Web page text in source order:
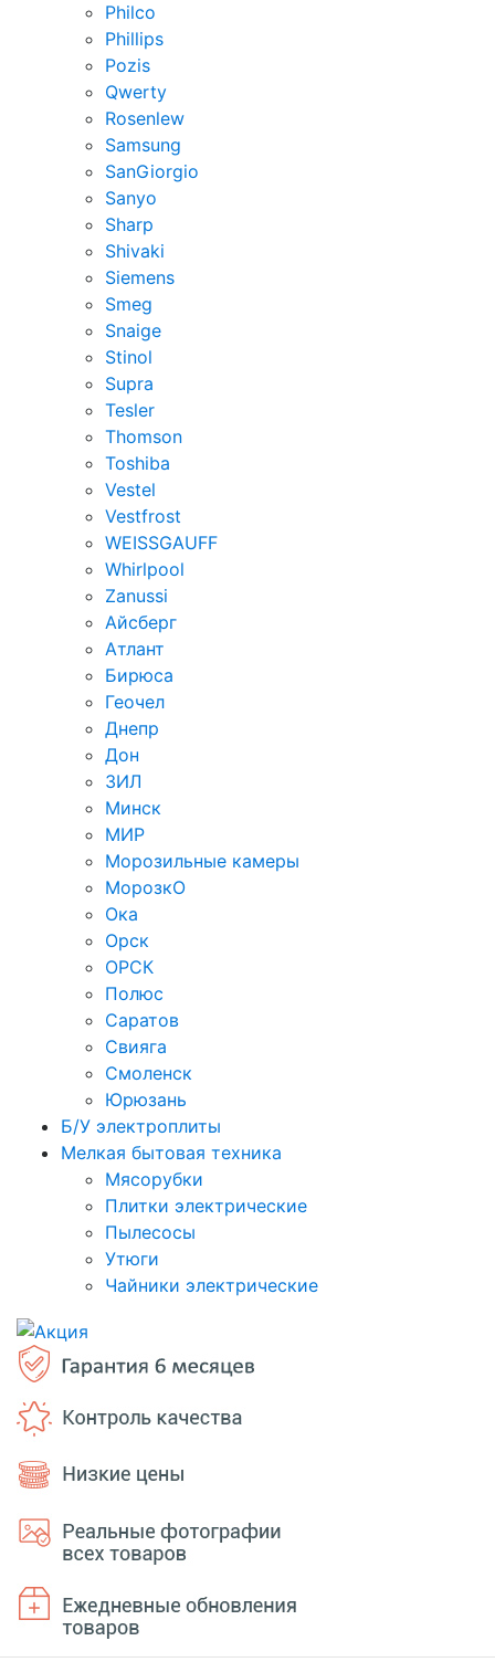
Philco
Phillips
Pozis
Qwerty
Rosenlew
Samsung
SanGiorgio
Sanyo
Sharp
Shivaki
Siemens
Smeg
Snaige
Stinol
Supra
Tesler
Thomson
Toshiba
Vestel
Vestfrost
WEISSGAUFF
Whirlpool
Zanussi
Айсберг
Атлант
Бирюса
Геочел
Днепр
Дон
ЗИЛ
Минск
МИР
Морозильные камеры
МорозкО
Ока
Орск
ОРСК
Полюс
Саратов
Свияга
Смоленск
Юрюзань
Б/У электроплиты
Мелкая бытовая техника
Мясорубки
Плитки электрические
Пылесосы
Утюги
Чайники электрические